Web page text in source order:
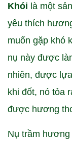
Khói là một
yêu thích
muốn gặp khó
nụ này được
nhiên, được
khi đốt, nó tỏa
được hương
Nụ trầm